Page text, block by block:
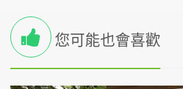
您可能也會喜歡